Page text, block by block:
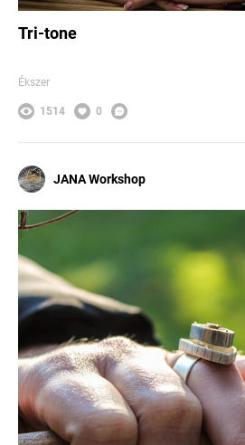
Tri-tone
Ékszer
1514 0
JANA Workshop